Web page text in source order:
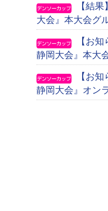
【結
大会』本大会グ
【お
静岡大会』本大
【お
静岡大会』オン